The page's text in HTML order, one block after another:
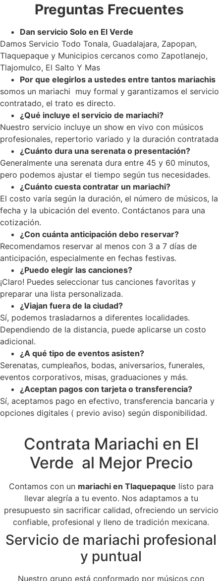
Preguntas Frecuentes
Dan servicio Solo en El Verde
Damos Servicio Todo Tonala, Guadalajara, Zapopan,
Tlaquepaque y Municipios cercanos como Zapotlanejo,
Tlajomulco, El Salto Y Mas
Por que elegirlos a ustedes entre tantos mariachis
somos un mariachi muy formal y garantizamos el servicio
contratado, el trato es directo.
¿Qué incluye el servicio de mariachi?
Nuestro servicio incluye un show en vivo con músicos
profesionales, repertorio variado y la duración contratada
¿Cuánto dura una serenata o presentación?
Generalmente una serenata dura entre 45 y 60 minutos,
pero podemos ajustar el tiempo según tus necesidades.
¿Cuánto cuesta contratar un mariachi?
El costo varía según la duración, el número de músicos, la
fecha y la ubicación del evento. Contáctanos para una
cotización.
¿Con cuánta anticipación debo reservar?
Recomendamos reservar al menos con 3 a 7 días de
anticipación, especialmente en fechas festivas.
¿Puedo elegir las canciones?
¡Claro! Puedes seleccionar tus canciones favoritas y
preparar una lista personalizada.
¿Viajan fuera de la ciudad?
Sí, podemos trasladarnos a diferentes localidades.
Dependiendo de la distancia, puede aplicarse un costo
adicional.
¿A qué tipo de eventos asisten?
Serenatas, cumpleaños, bodas, aniversarios, funerales,
eventos corporativos, misas, graduaciones y más.
¿Aceptan pagos con tarjeta o transferencia?
Sí, aceptamos pago en efectivo, transferencia bancaria y
opciones digitales ( previo aviso) según disponibilidad.
Contrata Mariachi en El
Verde al Mejor Precio
Contamos con un mariachi en Tlaquepaque listo para
llevar alegría a tu evento. Nos adaptamos a tu
presupuesto sin sacrificar calidad, ofreciendo un servicio
confiable, profesional y lleno de tradición mexicana.
Servicio de mariachi profesional
y puntual
Nuestro grupo está conformado por músicos con